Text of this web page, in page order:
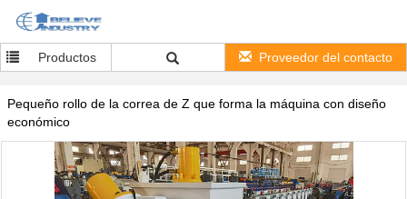
Productos Proveedor del contacto
Pequeño rollo de la correa de Z que forma la máquina con diseño
económico